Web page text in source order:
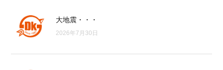
大地震・・・
2026年7月30日